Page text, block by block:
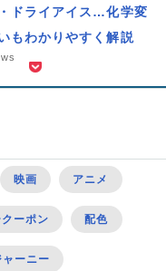
ドライアイス…化学変
もわかりやすく解説
映画 アニメ
ーポン 配色
ーニー